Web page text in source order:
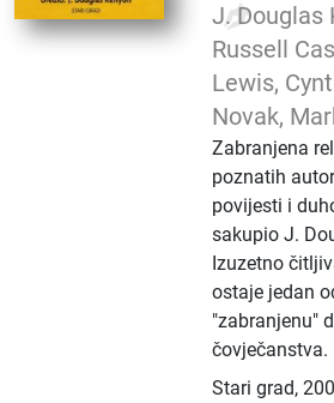
J. Douglas
Russell
Lewis,
Novak,
Zabranjena
poznatih
povijesti i
sakupio J.
Izuzetno
ostaje jedan
"zabranjenu"
čovječanstva.
Stari grad,